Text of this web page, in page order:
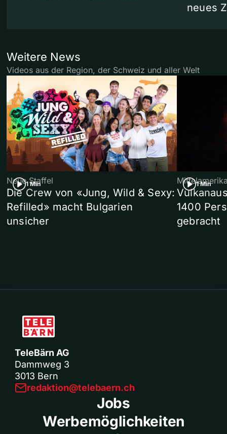
neues
Weitere News
Videos aus der Region, der Schweiz und aller Welt
1 Min
Neue Staffel
Die Crew von «Jung, Wild & Sexy:
Refilled» macht Bulgarien
unsicher
1 Min
1400
gebracht
TeleBärn AG
Dammweg 3
3013 Bern
redaktion@telebaern.ch
Jobs
Werbemöglichkeiten